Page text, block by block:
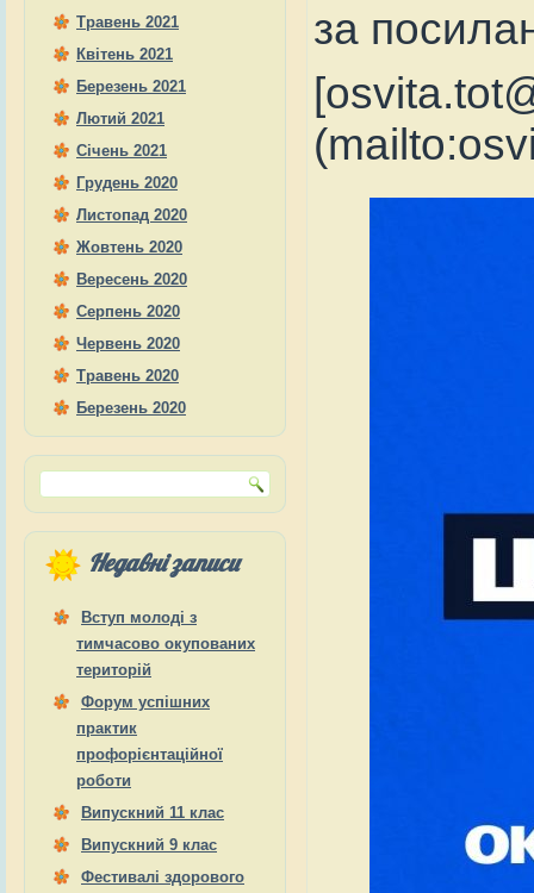
Травень 2021
Квітень 2021
Березень 2021
Лютий 2021
Січень 2021
Грудень 2020
Листопад 2020
Жовтень 2020
Вересень 2020
Серпень 2020
Червень 2020
Травень 2020
Березень 2020
Недавні записи
Вступ молоді з
тимчасово окупованих
територій
Форум успішних
практик
профорієнтаційної
роботи
Випускний 11 клас
Випускний 9 клас
Фестивалі здорового
за